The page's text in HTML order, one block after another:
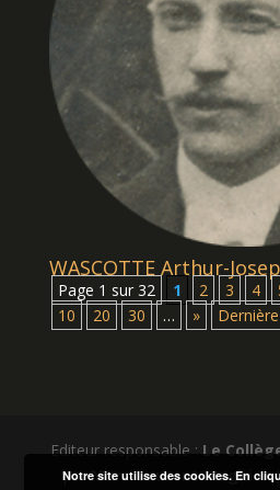
WASCOTTE Arthur-
Page 1 sur 32 1 2 3 4
10
20 30 … »
Editeur responsable : Le
parMarc-Laurent Magnier
Notre site utilise des cookies. En